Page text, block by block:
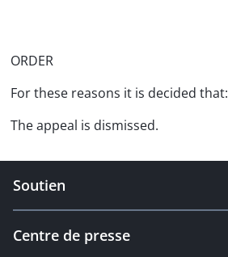
ORDER
For these reasons it is decided that:
The appeal is dismissed.
Soutien
Centre de presse